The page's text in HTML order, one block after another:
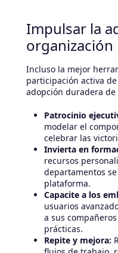
Impulsar la
organización
Incluso la mejor
participación activa
adopción duradera de
Patrocinio
modelar el
celebrar las
Invierta en
recursos
departamentos
plataforma.
Capacite a los
usuarios
a sus
prácticas.
Repite y mejora: